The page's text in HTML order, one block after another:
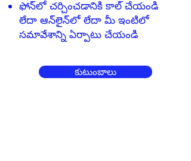
ఫోన్‌లో చర్చించడానికి కాల్ చేయండి
లేదా ఆన్‌లైన్‌లో లేదా మీ ఇంటిలో
సమావేశాన్ని ఏర్పాటు చేయండి
కుటుంబాలు